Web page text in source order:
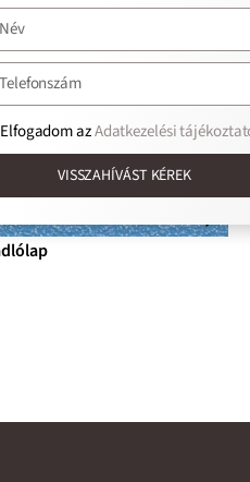
Elfogadom azAdatkezelési
VISSZAHÍVÁST KÉREK